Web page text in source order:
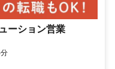
ーション営業